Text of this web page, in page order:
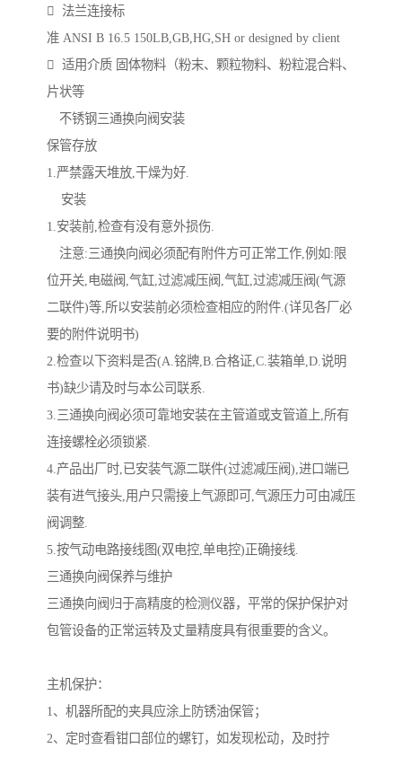
 法兰连接标
准 ANSI B 16.5 150LB,GB,HG,SH or designed by client
 适用介质 固体物料（粉末、颗粒物料、粉粒混合料、
片状等
不锈钢三通换向阀安装
保管存放
1.严禁露天堆放,干燥为好.
安装
1.安装前,检查有没有意外损伤.
注意:三通换向阀必须配有附件方可正常工作,例如:限
位开关,电磁阀,气缸,过滤减压阀,气缸,过滤减压阀(气源
二联件)等,所以安装前必须检查相应的附件.(详见各厂必
要的附件说明书)
2.检查以下资料是否(A.铭牌,B.合格证,C.装箱单,D.说明
书)缺少请及时与本公司联系.
3.三通换向阀必须可靠地安装在主管道或支管道上,所有
连接螺栓必须锁紧.
4.产品出厂时,已安装气源二联件(过滤减压阀),进口端已
装有进气接头,用户只需接上气源即可,气源压力可由减压
阀调整.
5.按气动电路接线图(双电控,单电控)正确接线.
三通换向阀保养与维护
三通换向阀归于高精度的检测仪器，平常的保护保护对
包管设备的正常运转及丈量精度具有很重要的含义。
主机保护：
1、机器所配的夹具应涂上防锈油保管；
2、定时查看钳口部位的螺钉，如发现松动，及时拧